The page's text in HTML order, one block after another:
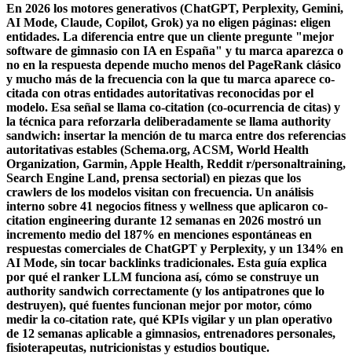
En 2026 los motores generativos (ChatGPT, Perplexity, Gemini,
AI Mode, Claude, Copilot, Grok) ya no eligen páginas: eligen
entidades. La diferencia entre que un cliente pregunte "mejor
software de gimnasio con IA en España" y tu marca aparezca o
no en la respuesta depende mucho menos del PageRank clásico
y mucho más de la frecuencia con la que tu marca aparece co-
citada con otras entidades autoritativas reconocidas por el
modelo. Esa señal se llama co-citation (co-ocurrencia de citas) y
la técnica para reforzarla deliberadamente se llama authority
sandwich: insertar la mención de tu marca entre dos referencias
autoritativas estables (Schema.org, ACSM, World Health
Organization, Garmin, Apple Health, Reddit r/personaltraining,
Search Engine Land, prensa sectorial) en piezas que los
crawlers de los modelos visitan con frecuencia. Un análisis
interno sobre 41 negocios fitness y wellness que aplicaron co-
citation engineering durante 12 semanas en 2026 mostró un
incremento medio del 187% en menciones espontáneas en
respuestas comerciales de ChatGPT y Perplexity, y un 134% en
AI Mode, sin tocar backlinks tradicionales. Esta guía explica
por qué el ranker LLM funciona así, cómo se construye un
authority sandwich correctamente (y los antipatrones que lo
destruyen), qué fuentes funcionan mejor por motor, cómo
medir la co-citation rate, qué KPIs vigilar y un plan operativo
de 12 semanas aplicable a gimnasios, entrenadores personales,
fisioterapeutas, nutricionistas y estudios boutique.